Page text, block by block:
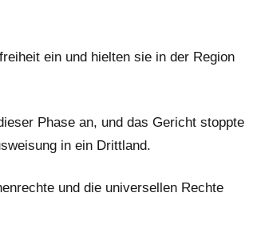
ein und hielten sie in der Region
Phase an, und das Gericht stoppte
in ein Drittland.
und die universellen Rechte